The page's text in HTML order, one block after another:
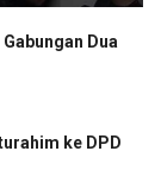
Dua
ke DPD